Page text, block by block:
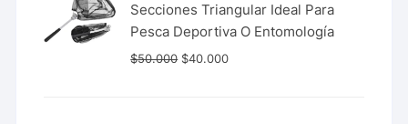
Secciones Triangular Ideal Para
Pesca Deportiva O Entomología
$50.000 $40.000